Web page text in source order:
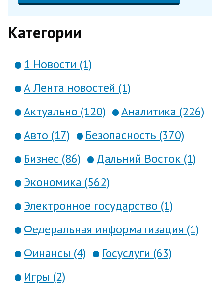
Категории
1 Новости (1)
А Лента новостей (1)
Актуально (120)
Аналитика (226)
Авто (17)
Безопасность (370)
Бизнес (86)
Дальний Восток (1)
Экономика (562)
Электронное государство (1)
Федеральная информатизация (1)
Финансы (4)
Госуслуги (63)
Игры (2)